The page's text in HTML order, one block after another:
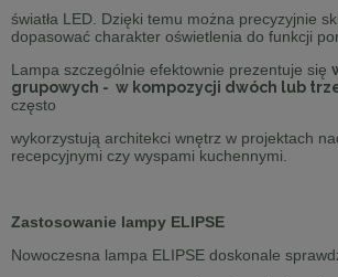
światła LED. Dzięki temu można precyzyjnie
dopasować charakter oświetlenia do funkcji
Lampa szczególnie efektownie prezentuje się
grupowych - w kompozycji dwóch lub
często
wykorzystują architekci wnętrz w projektach
recepcyjnymi czy wyspami kuchennymi.
Zastosowanie lampy ELIPSE
Nowoczesna lampa ELIPSE doskonale